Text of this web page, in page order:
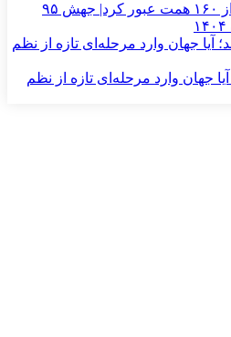
درآمدهای عملیاتی بانك ملت از ۱۶۰ همت عبور كرد| جهش ۹۵
جهان وارد مرحله‌ای تازه از نظم